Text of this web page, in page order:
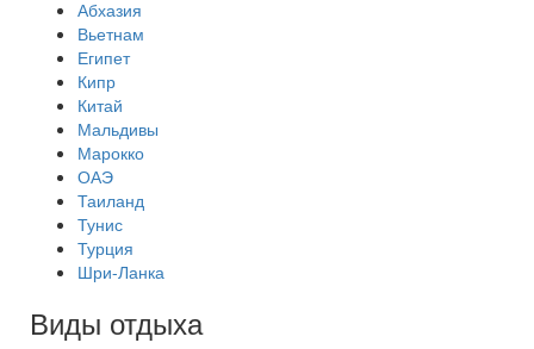
Абхазия
Вьетнам
Египет
Кипр
Китай
Мальдивы
Марокко
ОАЭ
Таиланд
Тунис
Турция
Шри-Ланка
Виды отдыха